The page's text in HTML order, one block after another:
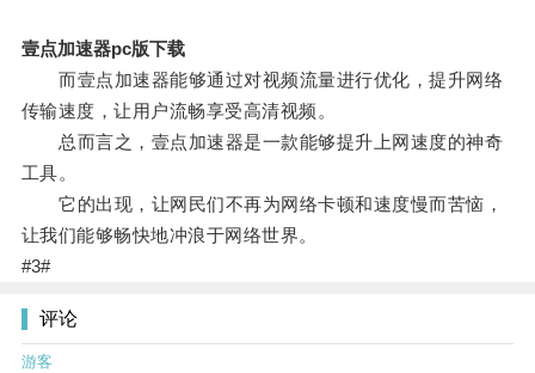
壹点加速器pc版下载
而壹点加速器能够通过对视频流量进行优化，提升网络
传输速度，让用户流畅享受高清视频。
总而言之，壹点加速器是一款能够提升上网速度的神奇
工具。
它的出现，让网民们不再为网络卡顿和速度慢而苦恼，
让我们能够畅快地冲浪于网络世界。
#3#
评论
游客